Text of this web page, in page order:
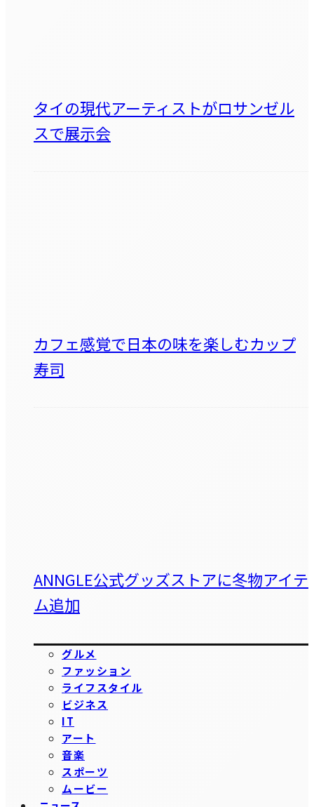
タイの現代アーティストがロサンゼル
スで展示会
カフェ感覚で日本の味を楽しむカップ
寿司
ANNGLE公式グッズストアに冬物アイテ
ム追加
グルメ
ファッション
ライフスタイル
ビジネス
IT
アート
音楽
スポーツ
ムービー